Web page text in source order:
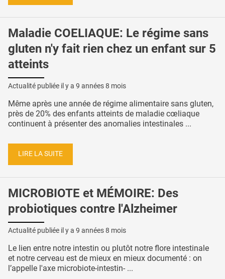
Maladie COELIAQUE: Le régime sans
gluten n'y fait rien chez un enfant sur 5
atteints
Actualité publiée il y a 9 années 8 mois
Même après une année de régime alimentaire sans gluten,
près de 20% des enfants atteints de maladie cœliaque
continuent à présenter des anomalies intestinales ...
LIRE LA SUITE
MICROBIOTE et MÉMOIRE: Des
probiotiques contre l'Alzheimer
Actualité publiée il y a 9 années 8 mois
Le lien entre notre intestin ou plutôt notre flore intestinale
et notre cerveau est de mieux en mieux documenté : on
l’appelle l'axe microbiote-intestin- ...